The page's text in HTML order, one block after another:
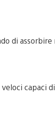
di
veloci capaci